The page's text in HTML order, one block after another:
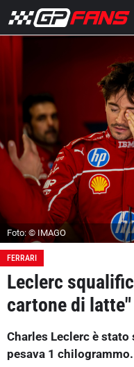
Foto: © IMAGO
FERRARI
Leclerc
cartone di latte"
Charles Leclerc è
pesava 1 chilogrammo.